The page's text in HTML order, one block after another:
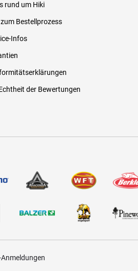
rund um Hiki
Bestellprozess
Infos
der Bewertungen